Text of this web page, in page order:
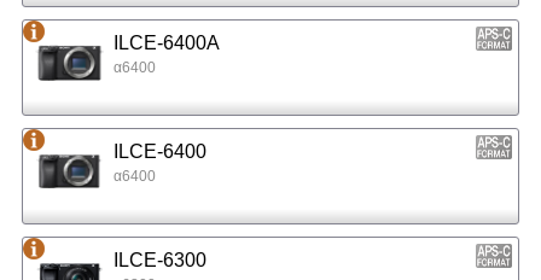
ILCE-6400A
α6400
ILCE-6400
α6400
ILCE-6300